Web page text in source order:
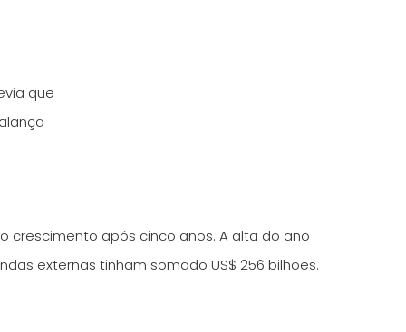
que
crescimento após cinco anos. A alta do ano
externas tinham somado US$ 256 bilhões.